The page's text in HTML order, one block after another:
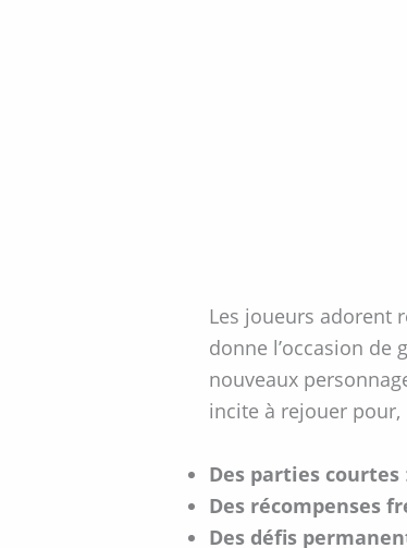
Les joueurs adorent
donne l’occasion
nouveaux
incite à rejouer pour,
Des parties courtes
Des récompenses
Des défis